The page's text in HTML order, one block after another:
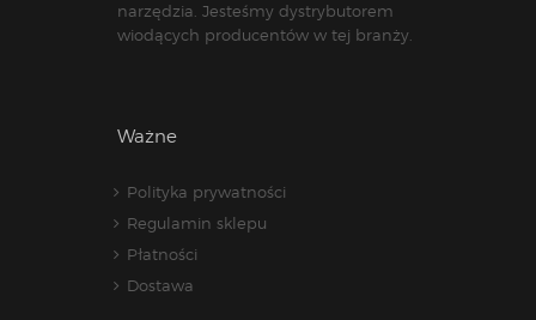
narzędzia. Jesteśmy dystrybutorem
wiodących producentów w tej branży.
Ważne
Polityka prywatności
Regulamin sklepu
Płatności
Dostawa